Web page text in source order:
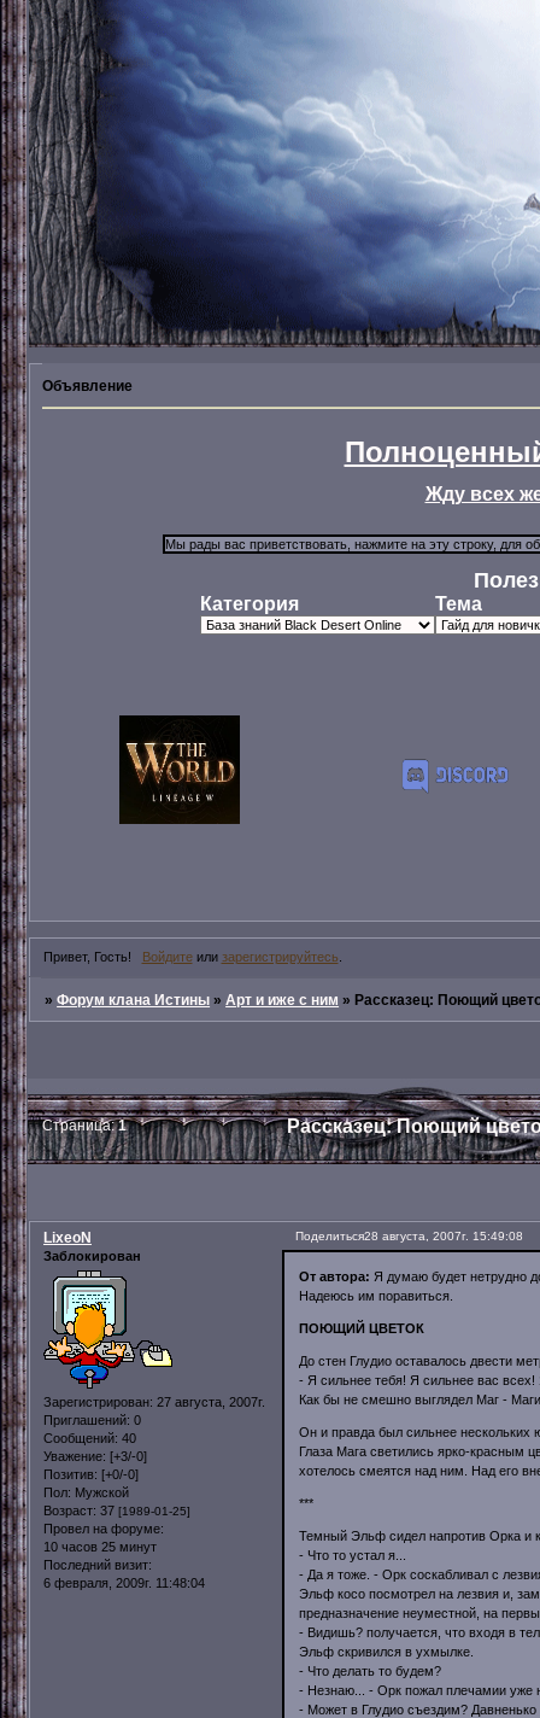
Объявление
Жду всех
Категория Тема
Привет, Гость! Войдитеили зарегистрируйтесь
»Форум клана Истины »Арт и иже с ним »Рассказец: Поющий
Рассказец: Поющий
Страница:1
Поделиться28 августа, 2007г. 15:49:08
LixeoN
Заблокирован
Зарегистрирован: 27 августа, 2007г.
Приглашений: 0
Сообщений: 40
Уважение: [+3/-0]
Позитив: [+0/-0]
Пол: Мужской
Возраст: 37 [1989-01-25]
Провел на форуме:
10 часов 25 минут
Последний визит:
6 февраля, 2009г. 11:48:04
От автора: Я думаю будет нетрудно
Надеюсь им поравиться.
ПОЮЩИЙ ЦВЕТОК
До стен Глудио оставалось двести
- Я сильнее тебя! Я сильнее вас
Как бы не смешно выглядел Маг -
Он и правда был сильнее нескольких
Глаза Мага светились ярко-красным
хотелось смеятся над ним. Над его
***
Темный Эльф сидел напротив Орка и
- Что то устал я...
- Да я тоже. - Орк соскабливал с
Эльф косо посмотрел на лезвия и,
предназначение неуместной, на
- Видишь? получается, что входя в
Эльф скривился в ухмылке.
- Что делать то будем?
- Незнаю... - Орк пожал плечамии уже
- Может в Глудио съездим?